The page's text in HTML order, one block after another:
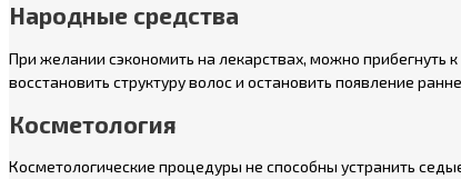
Народные средства
При желании сэкономить на лекарствах, можно прибегнуть
восстановить структуру волос и остановить появление
Косметология
Косметологические процедуры не способны устранить